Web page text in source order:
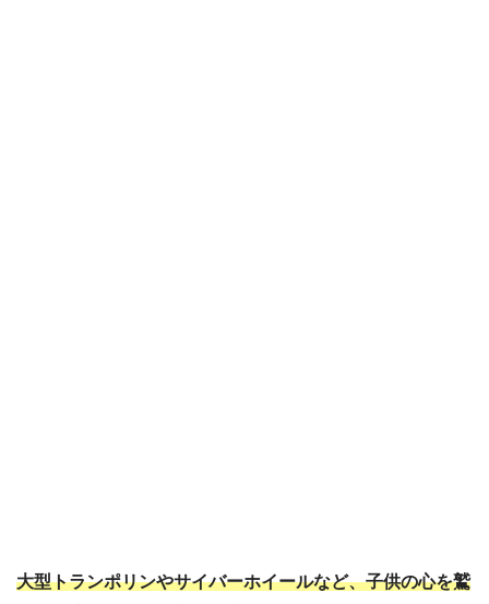
大型トランポリンやサイバーホイールなど、子供の心を鷲